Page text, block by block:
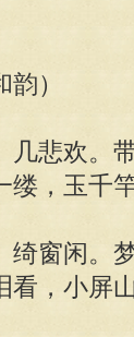
）
几悲欢。
缕，玉千
绮窗闲。
看，小屏